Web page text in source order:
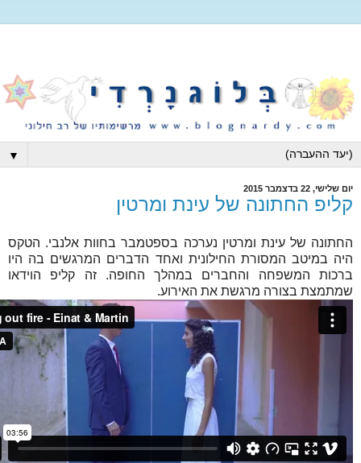
▼
יום שלישי, 22 בדצמבר 2015
קליפ החתונה של עינת ומרטין
החתונה של עינת ומרטין נערכה בספטמבר בחוות אלנבי. הטקס
היה במיטב המסורת החילונית ואחד הדברים המרגשים בה היו
ברכות המשפחה והחברים במהלך החופה. זה קליפ הוידאו
שמתמצת בצורה מרגשת את האירוע.